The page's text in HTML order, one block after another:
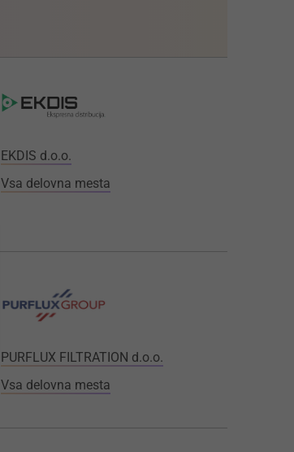
EKDIS d.o.o.
Vsa delovna mesta
PURFLUX FILTRATION d.o.o.
Vsa delovna mesta